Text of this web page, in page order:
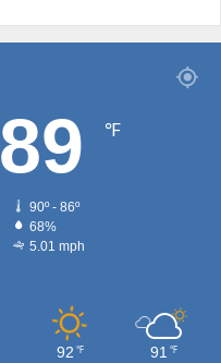
89 ℉
90º - 86º
68%
5.01 mph
92 ℉ 91 ℉